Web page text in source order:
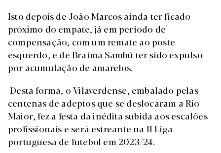
Isto depois de João Marcos ainda ter ficado
próximo do empate, já em período de
compensação, com um remate ao poste
esquerdo, e de Braíma Sambú ter sido expulso
por acumulação de amarelos.
Desta forma, o Vilaverdense, embalado pelas
centenas de adeptos que se deslocaram a Rio
Maior, fez a festa da inédita subida aos escalões
profissionais e será estreante na II Liga
portuguesa de futebol em 2023/24.